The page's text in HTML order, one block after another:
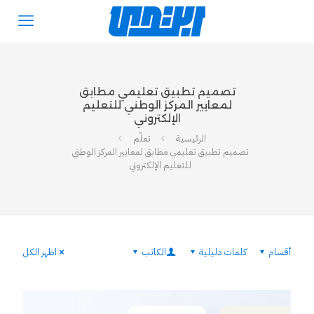
تصميم تطبيق تعليمي مطابق
لمعايير المركز الوطني للتعليم
الإلكتروني
الرئيسية
تعلّم
تصميم تطبيق تعليمي مطابق لمعايير المركز الوطني
للتعليم الإلكتروني
أقسام كلمات دليلية الكاتب اظهر الكل